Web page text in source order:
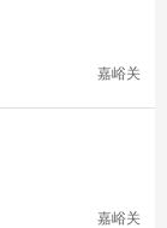
嘉峪关
嘉峪关